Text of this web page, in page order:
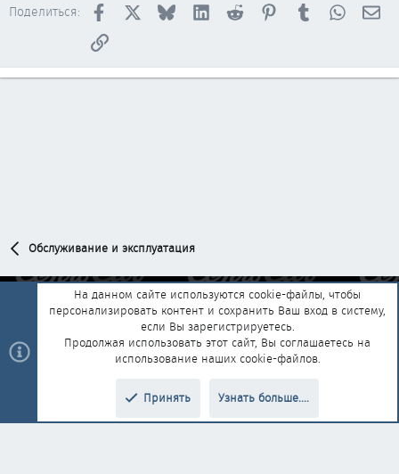
Поделиться: Facebook BlueskyLinkedInReddit PinterestTumblr
Ссылка
Обслуживание и эксплуатация
Обратная связь
Условия и правила
Политика конфиденциальности
Помощь Главная
R
add-ons by ThemeHouse Перевод от Jumuro®
На данном сайте используются cookie-файлы, чтобы
персонализировать контент и сохранить Ваш вход в систему,
если Вы зарегистрируетесь.
Продолжая использовать этот сайт, Вы соглашаетесь на
использование наших cookie-файлов.
Принять Узнать больше....